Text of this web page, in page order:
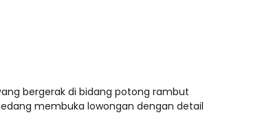
yang bergerak di bidang potong rambut
membuka lowongan dengan detail